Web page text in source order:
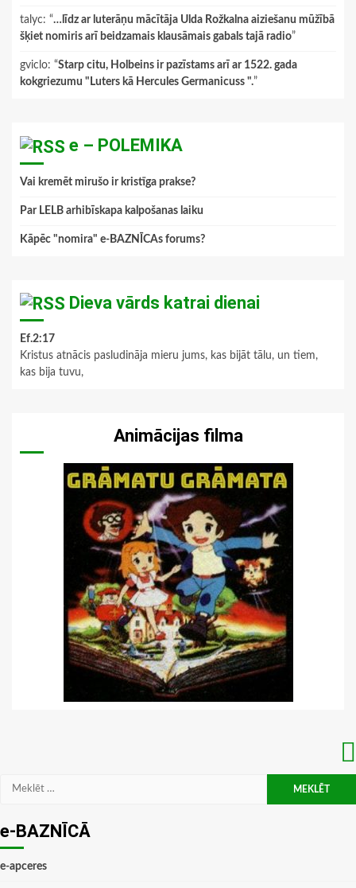
talyc: “…līdz ar luterāņu mācītāja Ulda Rožkalna aiziešanu mūžībā
šķiet nomiris arī beidzamais klausāmais gabals tajā radio”
gviclo: “Starp citu, Holbeins ir pazīstams arī ar 1522. gada
kokgriezumu "Luters kā Hercules Germanicuss ".”
e – POLEMIKA
Vai kremēt mirušo ir kristīga prakse?
Par LELB arhibīskapa kalpošanas laiku
Kāpēc "nomira" e-BAZNĪCAs forums?
Dieva vārds katrai dienai
Ef.2:17
Kristus atnācis pasludināja mieru jums, kas bijāt tālu, un tiem,
kas bija tuvu,
Animācijas filma
Meklēt:
e-BAZNĪCĀ
e-apceres